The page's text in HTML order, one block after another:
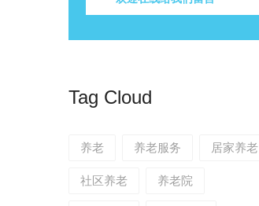
Tag Cloud
养老 养老服务 居家养老
社区养老 养老院